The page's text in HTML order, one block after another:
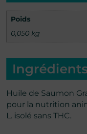
Poids
0,050 kg
Huile de Saumon
pour la nutrition
L. isolé sans THC.